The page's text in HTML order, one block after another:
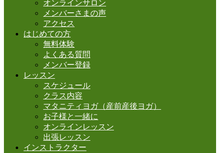
オンラインサロン
メンバーさまの声
アクセス
はじめての方
無料体験
よくある質問
メンバー登録
レッスン
スケジュール
クラス内容
マタニティヨガ（産前産後ヨガ）
お子様と一緒に
オンラインレッスン
出張レッスン
インストラクター